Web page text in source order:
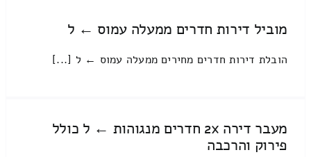
מוביל דירות חדרים ממעלה עמוס ← ל
הובלת דירות חדרים מחירים ממעלה עמוס ← ל [...]
מעבר דירה 2x חדרים מנגוהות ← ל כולל
פירוק והרכבה